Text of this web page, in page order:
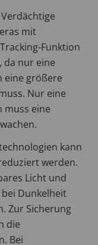
mit
Funktion
da nur eine
eine größere
Nur eine
muss eine
kann
werden.
Licht und
Dunkelheit
Zur Sicherung
die
Bei